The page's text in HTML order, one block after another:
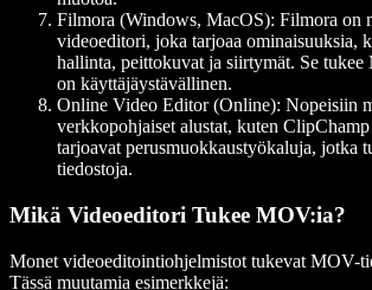
Filmora (Windows, MacOS): Filmora on
videoeditori, joka tarjoaa ominaisuuksia,
hallinta, peittokuvat ja siirtymät. Se
on käyttäjäystävällinen.
Online Video Editor (Online): Nopeisiin
verkkopohjaiset alustat, kuten
tarjoavat perusmuokkaustyökaluja, jotka
tiedostoja.
Mikä Videoeditori Tukee MOV:ia?
Monet videoeditointiohjelmistot tukevat MOV-
Tässä muutamia esimerkkejä: